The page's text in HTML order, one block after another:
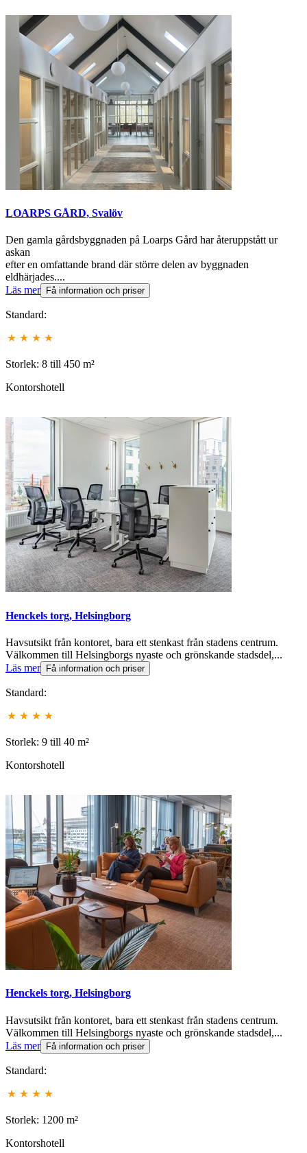
LOARPS GÅRD, Svalöv
Den gamla gårdsbyggnaden på Loarps Gård har återuppstått ur
askan
efter en omfattande brand där större delen av byggnaden
eldhärjades....
Läs mer
Få information och priser
Standard:
Storlek: 8 till 450 m²
Kontorshotell
Henckels torg, Helsingborg
Havsutsikt från kontoret, bara ett stenkast från stadens centrum.
Välkommen till Helsingborgs nyaste och grönskande stadsdel,...
Läs mer
Få information och priser
Standard:
Storlek: 9 till 40 m²
Kontorshotell
Henckels torg, Helsingborg
Havsutsikt från kontoret, bara ett stenkast från stadens centrum.
Välkommen till Helsingborgs nyaste och grönskande stadsdel,...
Läs mer Få information och priser
Standard:
Storlek: 1200 m²
Kontorshotell